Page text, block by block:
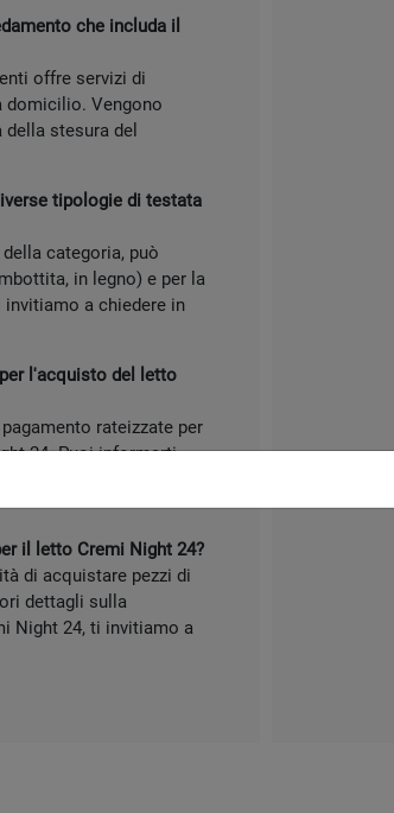
che includa il
offre servizi di
domicilio. Vengono
stesura del
tipologie di testata
categoria, può
in legno) e per la
a chiedere in
l'acquisto del letto
rateizzate per
24. Puoi informarti
che per i comuni
il letto Cremi Night 24?
di acquistare pezzi di
dettagli sulla
Night 24, ti invitiamo a